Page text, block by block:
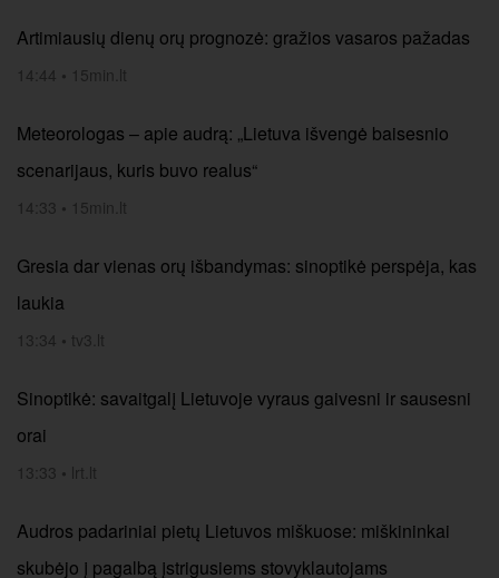
Artimiausių dienų orų prognozė: gražios vasaros pažadas
14:44 • 15min.lt
Meteorologas – apie audrą: „Lietuva išvengė baisesnio
scenarijaus, kuris buvo realus“
14:33 • 15min.lt
Gresia dar vienas orų išbandymas: sinoptikė perspėja, kas
laukia
13:34 • tv3.lt
Sinoptikė: savaitgalį Lietuvoje vyraus gaivesni ir sausesni
orai
13:33 • lrt.lt
Audros padariniai pietų Lietuvos miškuose: miškininkai
skubėjo į pagalbą įstrigusiems stovyklautojams